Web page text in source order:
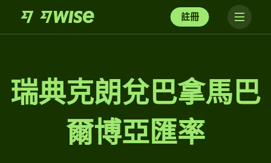
註冊
瑞典克朗兌巴拿馬巴
爾博亞匯率